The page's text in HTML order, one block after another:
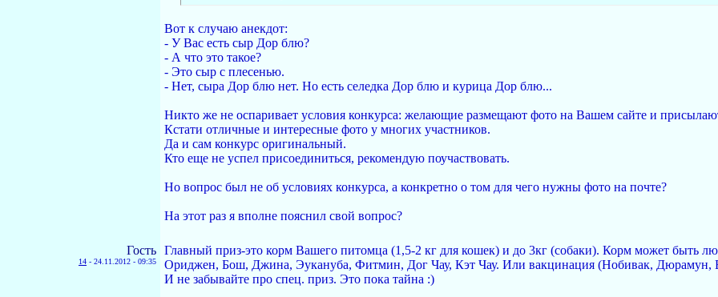
Вот к случаю анекдот:
- У Вас есть сыр Дор блю?
- А что это такое?
- Это сыр с плесенью.
- Нет, сыра Дор блю нет. Но есть селедка Дор блю и курица Дор блю...
Никто же не оспаривает условия конкурса: желающие размещают фото на Вашем сайте и
Кстати отличные и интересные фото у многих участников.
Да и сам конкурс оригинальный.
Кто еще не успел присоединиться, рекомендую поучаствовать.
Но вопрос был не об условиях конкурса, а конкретно о том для чего нужны фото на почте?
На этот раз я вполне пояснил свой вопрос?
Гость
14 - 24.11.2012 - 09:35
Главный приз-это корм Вашего питомца (1,5-2 кг для кошек) и до 3кг (собаки). Корм может быть
Ориджен, Бош, Джина, Эукануба, Фитмин, Дог Чау, Кэт Чау. Или вакцинация (Нобивак, Дюрамун,
И не забывайте про спец. приз. Это пока тайна :)